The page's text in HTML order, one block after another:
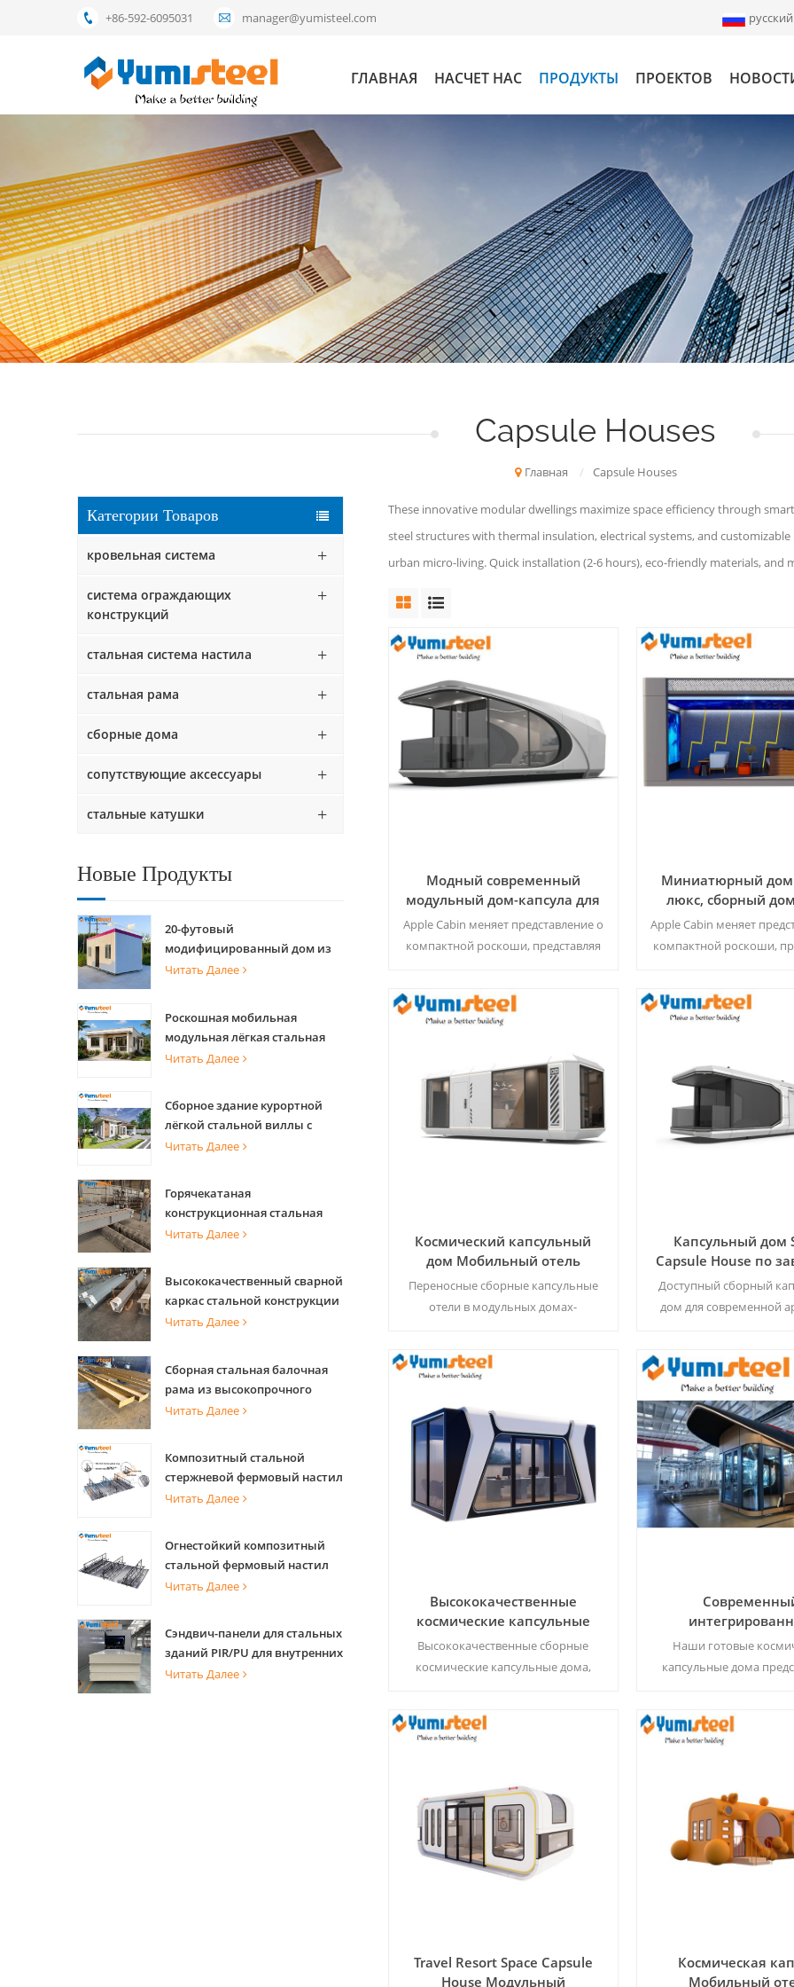
+86-592-6095031 manager@yumisteel.com русский
ГЛАВНАЯ НАСЧЕТ НАС ПРОДУКТЫ ПРОЕКТОВ
Capsule Houses
Главная / Capsule Houses
Категории Товаров
кровельная система
система ограждающих
конструкций
стальная система настила
стальная рама
сборные дома
сопутствующие аксессуары
стальные катушки
Новые Продукты
20-футовый
модифицированный дом из
морского контейнера для
Читать Далее
Роскошная мобильная
модульная лёгкая стальная
вилла со стальной
Читать Далее
Сборное здание курортной
лёгкой стальной виллы с
теплицей
Читать Далее
Горячекатаная
конструкционная стальная
балка с высокой несущей
Читать Далее
Высококачественный сварной
каркас стальной конструкции
для строительства здания
Читать Далее
Сборная стальная балочная
рама из высокопрочного
стального конструкционного
Читать Далее
Композитный стальной
стержневой фермовый настил
перекрытия для
Читать Далее
Огнестойкий композитный
стальной фермовый настил
перекрытия для
Читать Далее
Сэндвич-панели для стальных
зданий PIR/PU для внутренних
и внешних стен
Читать Далее
These innovative modular dwellings maximize space efficiency through
steel structures with thermal insulation, electrical systems, and
urban micro-living. Quick installation (2-6 hours), eco-friendly materials,
Модный современный
модульный дом-капсула для
открытого пространства
Apple Cabin меняет представление о
компактной роскоши, представляя
спроектированный экспертами так,
чтобы в нем был современный
Миниатюрный дом
люкс, сборный
Cabin для
кинотеатра
Apple Cabin меняет
компактной роскоши,
спроектированный
Космический капсульный
дом Мобильный отель
Сборный модульный
Переносные сборные капсульные
отели в модульных домах-
мероприятий и временного
Читать Далее
Капсульный дом
Capsule House по
цене,
современный
отдыха
Доступный сборный
дом для современной
Читать Далее
Высококачественные
космические капсульные
дома Коммерческие сборные
Высококачественные сборные
космические капсульные дома,
модульные решения для
гостиничног
космический
сборный
Наши готовые
капсульные дома
себе футуристический
Travel Resort Space Capsule
House Модульный
Космическая
Мобильный